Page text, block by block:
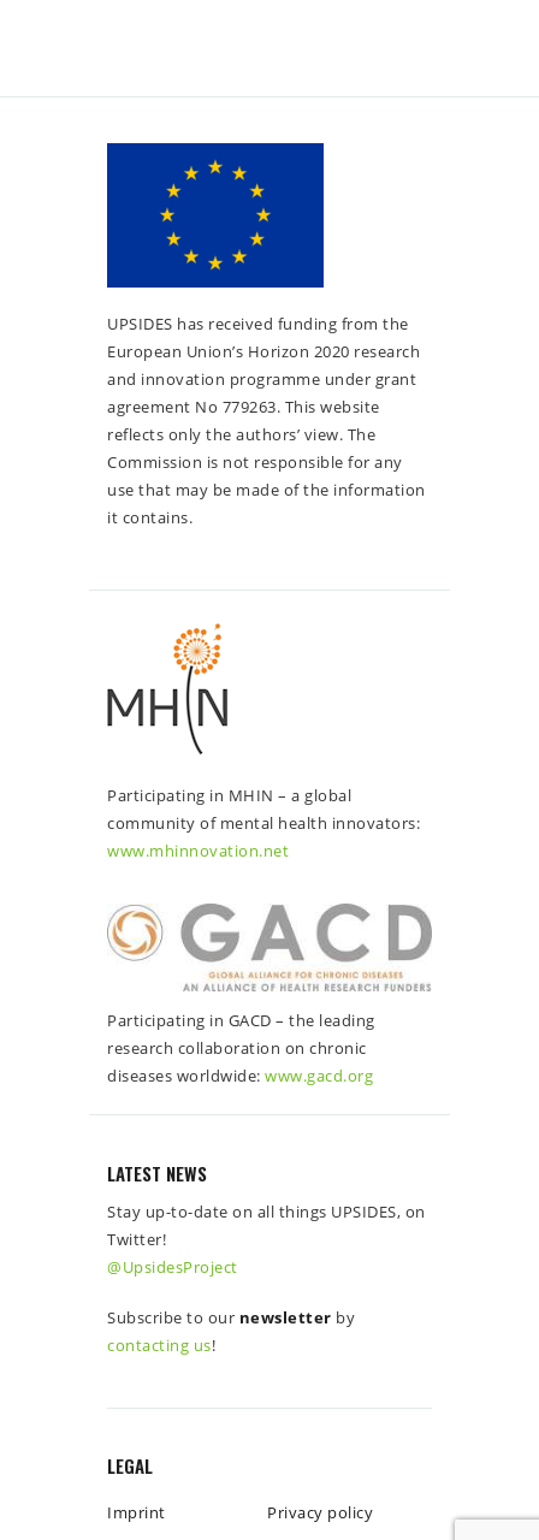
UPSIDES has received funding from the
European Union’s Horizon 2020 research
and innovation programme under grant
agreement No 779263. This website
reflects only the authors’ view. The
Commission is not responsible for any
use that may be made of the information
it contains.
Participating in MHIN – a global
community of mental health innovators:
www.mhinnovation.net
Participating in GACD – the leading
research collaboration on chronic
diseases worldwide: www.gacd.org
LATEST NEWS
Stay up-to-date on all things UPSIDES, on
Twitter!
@UpsidesProject
Subscribe to our newsletter by
contacting us!
LEGAL
Imprint Privacy policy